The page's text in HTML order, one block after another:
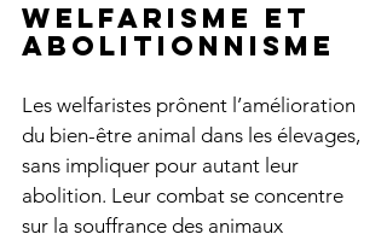
Welfarisme et
abolitionnisme
Les welfaristes prônent l’amélioration
du bien-être animal dans les élevages,
sans impliquer pour autant leur
abolition. Leur combat se concentre
sur la souffrance des animaux